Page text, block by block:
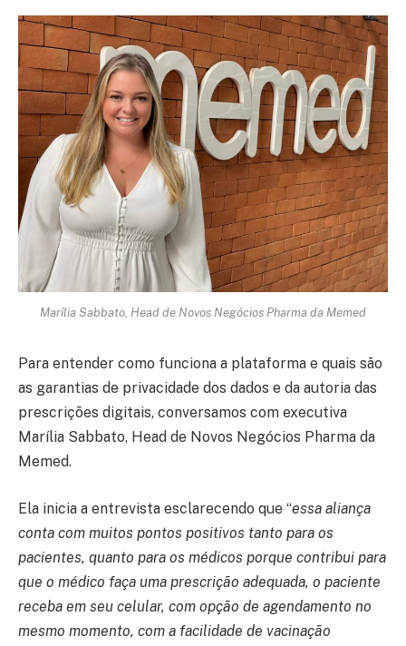
Marília Sabbato, Head de Novos Negócios Pharma da Memed
Para entender como funciona a plataforma e quais são
as garantias de privacidade dos dados e da autoria das
prescrições digitais, conversamos com executiva
Marília Sabbato, Head de Novos Negócios Pharma da
Memed.
Ela inicia a entrevista esclarecendo que “essa aliança
conta com muitos pontos positivos tanto para os
pacientes, quanto para os médicos porque contribui para
que o médico faça uma prescrição adequada, o paciente
receba em seu celular, com opção de agendamento no
mesmo momento, com a facilidade de vacinação